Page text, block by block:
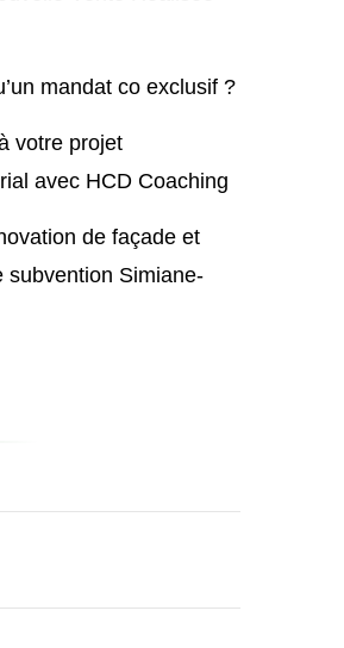
mandat co exclusif ?
votre projet
avec HCD Coaching
de façade et
subvention Simiane-